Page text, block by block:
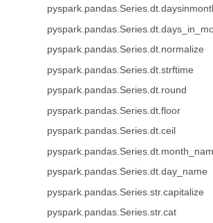
pyspark.pandas.Series.dt.normalize
pyspark.pandas.Series.dt.strftime
pyspark.pandas.Series.dt.round
pyspark.pandas.Series.dt.floor
pyspark.pandas.Series.dt.ceil
pyspark.pandas.Series.dt.day_name
pyspark.pandas.Series.str.capitalize
pyspark.pandas.Series.str.cat